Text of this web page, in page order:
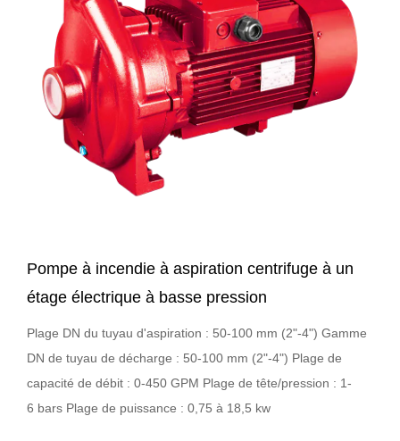
Pompe à incendie à aspiration centrifuge à un
étage électrique à basse pression
Plage DN du tuyau d'aspiration : 50-100 mm (2"-4") Gamme
DN de tuyau de décharge : 50-100 mm (2"-4") Plage de
capacité de débit : 0-450 GPM Plage de tête/pression : 1-
6 bars Plage de puissance : 0,75 à 18,5 kw